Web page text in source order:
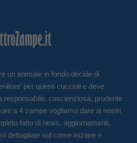
un animale in fondo decide di
per questi cuccioli e deve
responsabile, coscienziosa, prudente
a 4 zampe vogliamo dare ai nostri
fatto di news, aggiornamenti,
dettagliate sul come iniziare e